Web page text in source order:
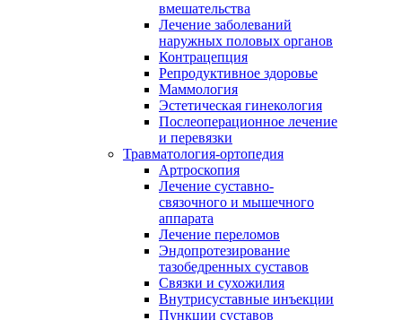
вмешательства
Лечение заболеваний
наружных половых органов
Контрацепция
Репродуктивное здоровье
Маммология
Эстетическая гинекология
Послеоперационное лечение
и перевязки
Травматология-ортопедия
Артроскопия
Лечение суставно-
связочного и мышечного
аппарата
Лечение переломов
Эндопротезирование
тазобедренных суставов
Связки и сухожилия
Внутрисуставные инъекции
Пункции суставов